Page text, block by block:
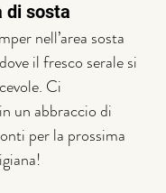
di sosta
nell’area sosta
il fresco serale si
Ci
un abbraccio di
per la prossima